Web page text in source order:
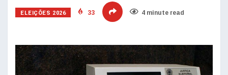
ELEIÇÕES 2026 33 4 minute read